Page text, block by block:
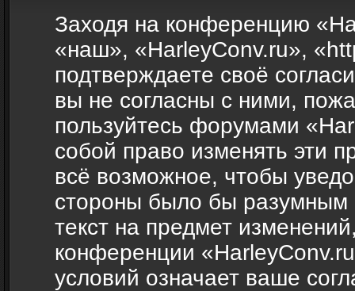
Заходя на конференцию
«наш», «HarleyConv.ru»,
подтверждаете своё
вы не согласны с ними,
пользуйтесь форумами
собой право изменять эти
всё возможное, чтобы
стороны было бы разумным
текст на предмет
конференции
условий означает ваше